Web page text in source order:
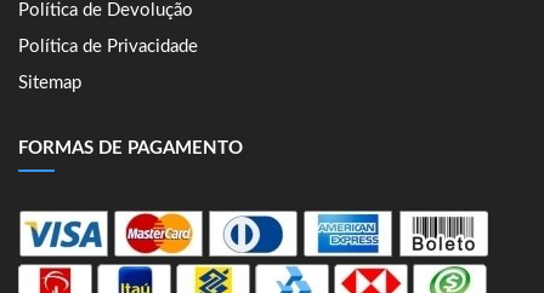
Política de Devolução
Política de Privacidade
Sitemap
FORMAS DE PAGAMENTO